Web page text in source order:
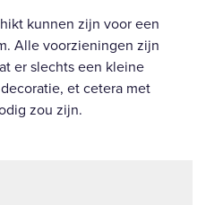
kunnen zijn voor een
Alle voorzieningen zijn
er slechts een kleine
et cetera met
zou zijn.